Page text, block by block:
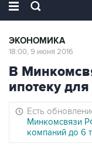
ЭКОНОМИКА
18:00, 9 июня 2016
В
ипотеку
Есть
Минкомсвязи
компаний до 6